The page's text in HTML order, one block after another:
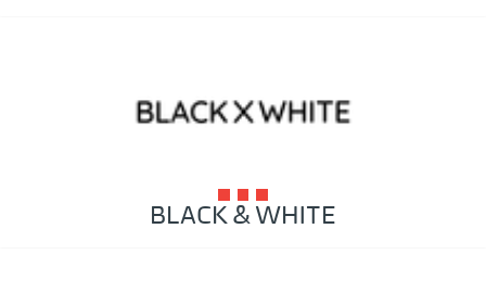
BLACK & WHITE